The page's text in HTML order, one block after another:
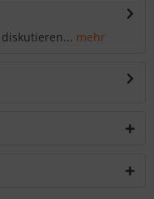
mehr